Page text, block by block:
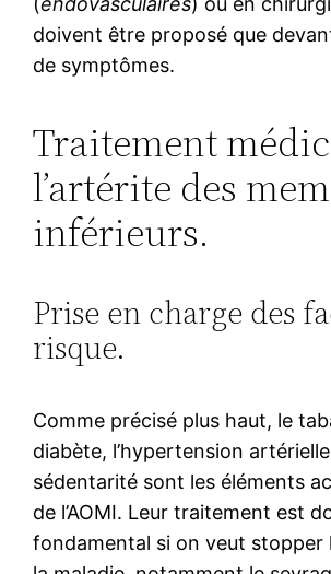
doivent être proposé que
de symptômes.
Traitement
l’artérite des
inférieurs.
Prise en charge des
risque.
Comme précisé plus haut, le
diabète, l’hypertension
sédentarité sont les éléments
de l’AOMI. Leur traitement est
fondamental si on veut stopper